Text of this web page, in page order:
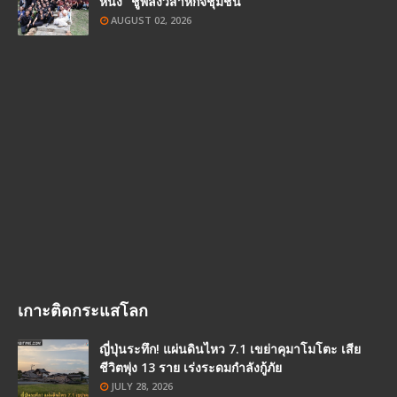
AUGUST 02, 2026
เกาะติดกระแสโลก
ญี่ปุ่นระทึก! แผ่นดินไหว 7.1 เขย่าคุมาโมโตะ เสีย
ชีวิตพุ่ง 13 ราย เร่งระดมกำลังกู้ภัย
JULY 28, 2026